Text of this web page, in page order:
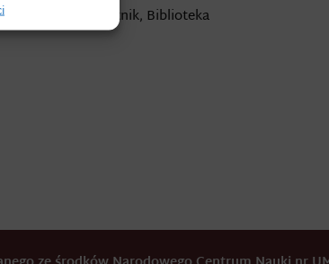
, Pamiętnik, Biblioteka